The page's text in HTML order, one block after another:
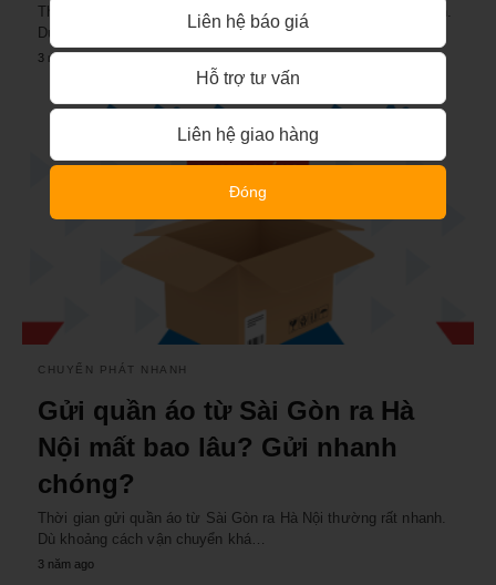
Thời gian gửi quần áo từ Hà Nội tới Sài Gòn thường rất nhanh.
Dù khoảng cách vận chuyển khá…
3 năm ago
CHUYỂN PHÁT NHANH
Gửi quần áo từ Sài Gòn ra Hà
Nội mất bao lâu? Gửi nhanh
chóng?
Thời gian gửi quần áo từ Sài Gòn ra Hà Nội thường rất nhanh.
Dù khoảng cách vận chuyển khá…
3 năm ago
Liên hệ báo giá
Hỗ trợ tư vấn
Liên hệ giao hàng
Đóng